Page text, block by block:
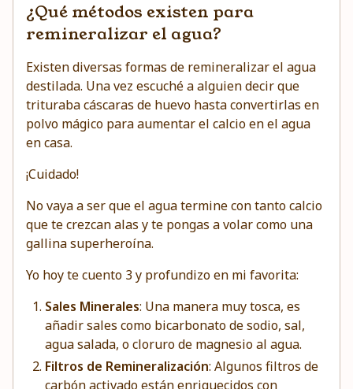
¿Qué métodos existen para
remineralizar el agua?
Existen diversas formas de remineralizar el agua
destilada. Una vez escuché a alguien decir que
trituraba cáscaras de huevo hasta convertirlas en
polvo mágico para aumentar el calcio en el agua
en casa.
¡Cuidado!
No vaya a ser que el agua termine con tanto calcio
que te crezcan alas y te pongas a volar como una
gallina superheroína.
Yo hoy te cuento 3 y profundizo en mi favorita:
Sales Minerales: Una manera muy tosca, es
añadir sales como bicarbonato de sodio, sal,
agua salada, o cloruro de magnesio al agua.
Filtros de Remineralización: Algunos filtros de
carbón activado están enriquecidos con